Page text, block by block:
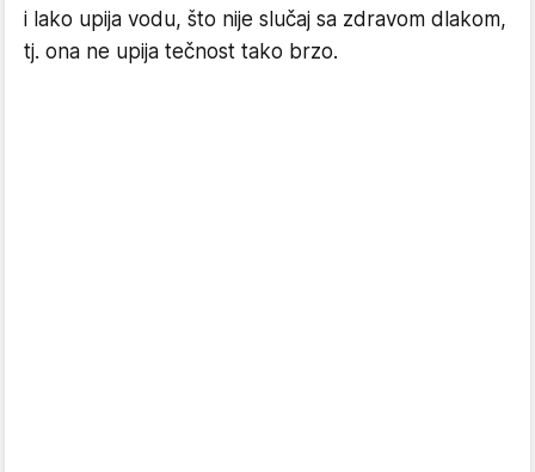
i lako upija vodu, što nije slučaj sa zdravom dlakom,
tj. ona ne upija tečnost tako brzo.